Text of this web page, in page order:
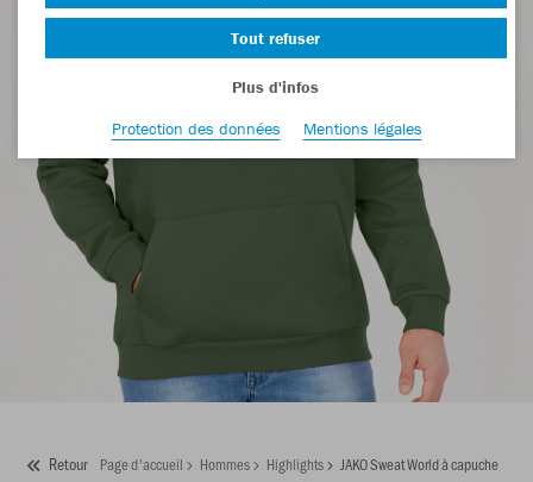
Retour Page d'accueil Hommes Highlights JAKO Sweat World à capuche
Tout refuser
Plus d'infos
Protection des données
Mentions légales